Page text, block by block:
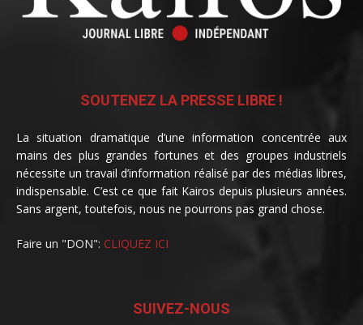
SOUTENEZ LA PRESSE LIBRE !
La situation dramatique d’une information concentrée aux
mains des plus grandes fortunes et des groupes industriels
nécessite un travail d’information réalisé par des médias libres,
indispensable. C’est ce que fait Kairos depuis plusieurs années.
Sans argent, toutefois, nous ne pourrons pas grand chose.
Faire un "DON": CLIQUEZ ICI
SUIVEZ-NOUS